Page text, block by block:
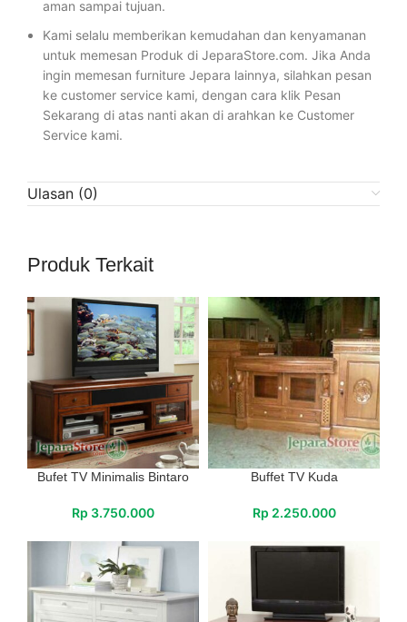
aman sampai tujuan.
Kami selalu memberikan kemudahan dan kenyamanan
untuk memesan Produk di JeparaStore.com. Jika Anda
ingin memesan furniture Jepara lainnya, silahkan pesan
ke customer service kami, dengan cara klik Pesan
Sekarang di atas nanti akan di arahkan ke Customer
Service kami.
Ulasan (0)
Produk Terkait
Bufet TV Minimalis Bintaro
Rp 3.750.000
Buffet TV Kuda
Rp 2.250.000